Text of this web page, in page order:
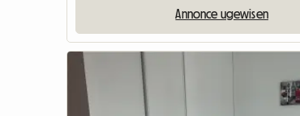
Annonce ugewisen